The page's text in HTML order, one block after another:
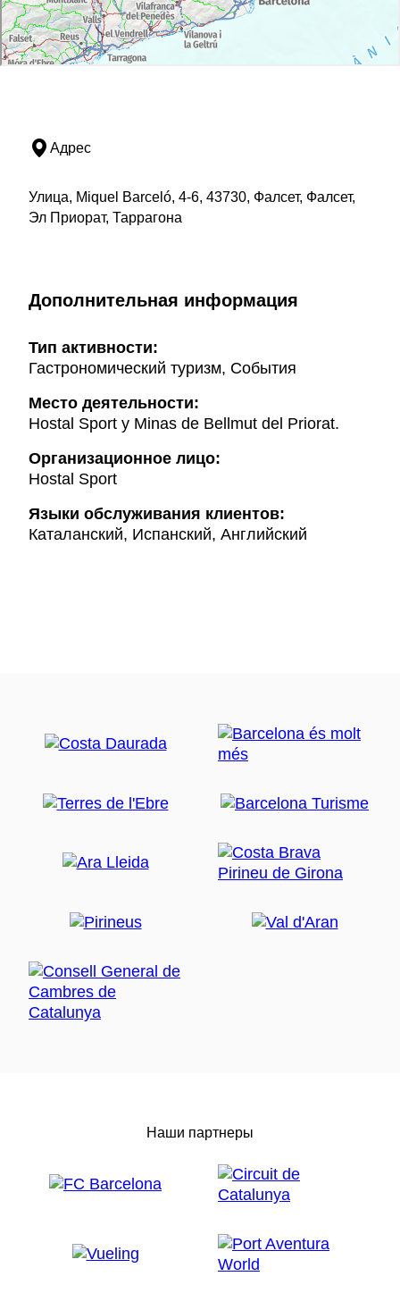
Адрес
Улица, Miquel Barceló, 4-6, 43730, Фалсет, Фалсет,
Эл Приорат, Таррагона
Дополнительная информация
Тип активности:
Гастрономический туризм, События
Mесто деятельности:
Hostal Sport y Minas de Bellmut del Priorat.
Организационное лицо:
Hostal Sport
Языки обслуживания клиентов:
Каталанский, Испанский, Английский
Наши партнеры